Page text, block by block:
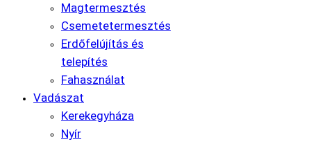
Magtermesztés
Csemetetermesztés
Erdőfelújítás és
telepítés
Fahasználat
Vadászat
Kerekegyháza
Nyír